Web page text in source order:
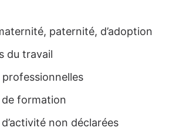
paternité, d’adoption
du travail
professionnelles
de formation
non déclarées